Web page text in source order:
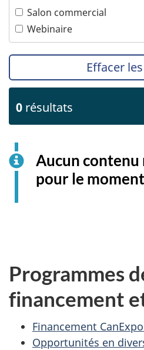
Transports
Salon commercial
Webinaire
Effacer
0 résultats
Aucun contenu
pour le
Programmes
financement
Financement
Opportunités en